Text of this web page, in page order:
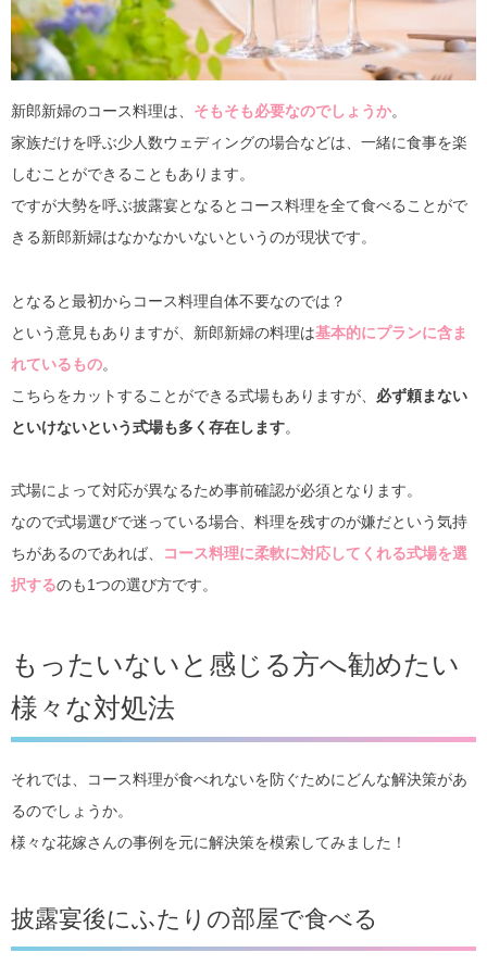
新郎新婦のコース料理は、 そもそも必要なのでしょうか。
家族だけを呼ぶ少人数ウェディングの場合などは、一緒に食事を楽
しむことができることもあります。
ですが大勢を呼ぶ披露宴となるとコース料理を全て食べることがで
きる新郎新婦はなかなかいないというのが現状です。
となると最初からコース料理自体不要なのでは？
という意見もありますが、新郎新婦の料理は基本的にプランに含ま
れているもの。
こちらをカットすることができる式場もありますが、 必ず頼まない
といけないという式場も多く存在します。
式場によって対応が異なるため事前確認が必須となります。
なので式場選びで迷っている場合、料理を残すのが嫌だという気持
ちがあるのであれば、
コース料理に柔軟に対応してくれる式場を選
択するのも1つの選び方です。
もったいないと感じる方へ勧めたい
様々な対処法
それでは、コース料理が食べれないを防ぐためにどんな解決策があ
るのでしょうか。
様々な花嫁さんの事例を元に解決策を模索してみました！
披露宴後にふたりの部屋で食べる